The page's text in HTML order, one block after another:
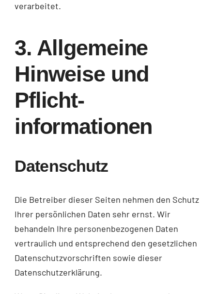
verarbeitet.
3. Allgemeine
Hinweise und
Pflicht­
informationen
Datenschutz
Die Betreiber dieser Seiten nehmen den Schutz
Ihrer persönlichen Daten sehr ernst. Wir
behandeln Ihre personenbezogenen Daten
vertraulich und entsprechend den gesetzlichen
Datenschutzvorschriften sowie dieser
Datenschutzerklärung.